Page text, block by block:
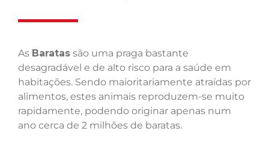
As Baratas são uma praga bastante
desagradável e de alto risco para a saúde em
habitações. Sendo maioritariamente atraídas por
alimentos, estes animais reproduzem-se muito
rapidamente, podendo originar apenas num
ano cerca de 2 milhões de baratas.